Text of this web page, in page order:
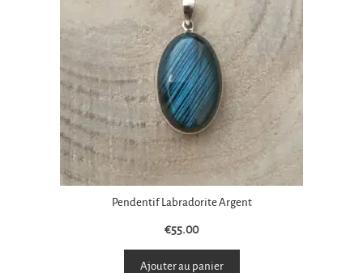
Pendentif Labradorite Argent
€55.00
Ajouter au panier